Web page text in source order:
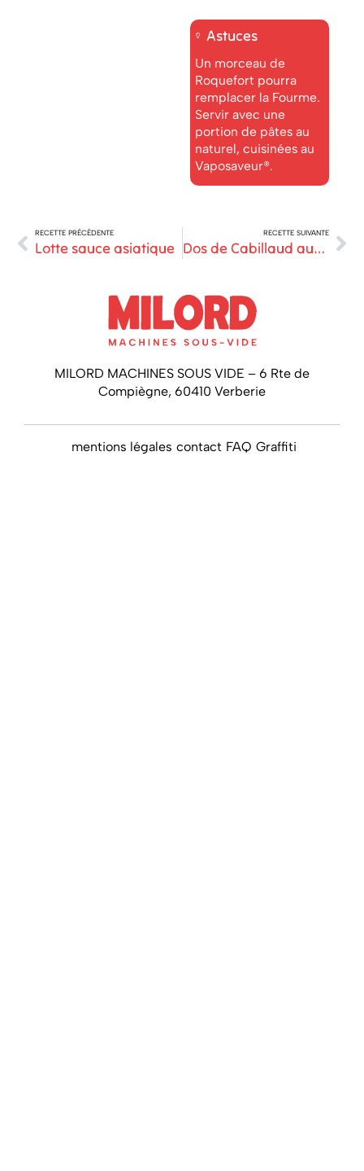
Astuces
Un morceau de
Roquefort pourra
remplacer la Fourme.
Servir avec une
portion de pâtes au
naturel, cuisinées au
Vaposaveur®.
RECETTE PRÉCÉDENTE
Lotte sauce asiatique
RECETTE SUIVANTE
Dos de Cabillaud aux algues de Bretagne
MILORD MACHINES SOUS VIDE – 6 Rte de
Compiègne, 60410 Verberie
mentions légales contact FAQ Graffiti